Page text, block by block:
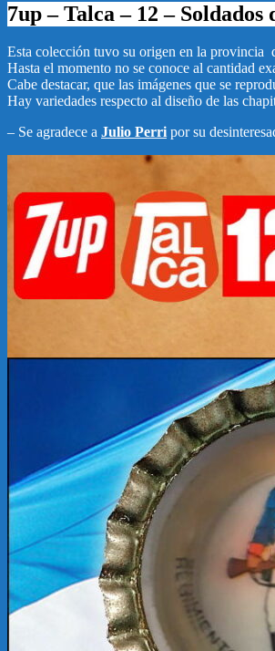
7up – Talca – 12 –
Esta colección tuvo su origen en la provincia
Hasta el momento no se conoce al cantidad
Cabe destacar, que las imágenes que se
Hay variedades respecto al diseño de las
– Se agradece a Julio Perripor su